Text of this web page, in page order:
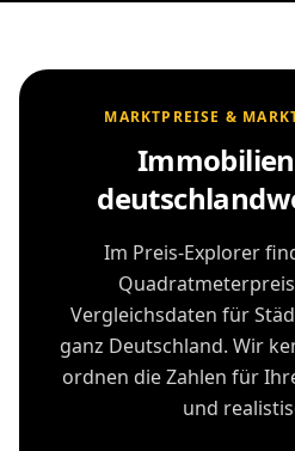
MARKTPREISE &
Im Preis-Explorer
Vergleichsdaten für
ganz Deutschland. Wir
ordnen die Zahlen für
und